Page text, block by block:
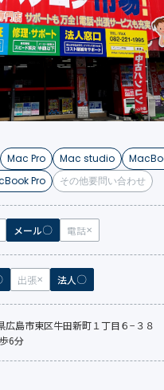
Mac Pro Mac studio
Pro その他要問い合わせ
メール 電話
出張 法人
広島市東区牛田新町１丁目６−３８
6分